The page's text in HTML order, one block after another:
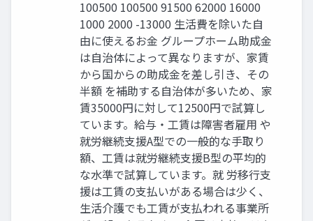
100500 100500 91500 62000 16000
1000 2000 -13000 生活費を除いた自
由に使えるお金 グループホーム助成金
は自治体によって異なりますが、家賃
から国からの助成金を差し引き、その
半額 を補助する自治体が多いため、家
賃35000円に対して12500円で試算し
ています。給与・工賃は障害者雇用 や
就労継続支援A型での一般的な手取り
額、工賃は就労継続支援B型の平均的
な水準で試算しています。就 労移行支
援は工賃の支払いがある場合は少く、
生活介護でも工賃が支払われる事業所